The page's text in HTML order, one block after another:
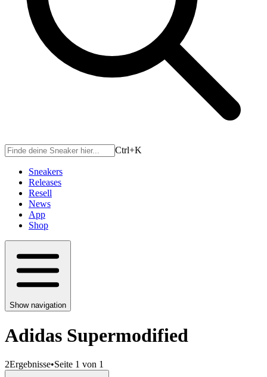
Ctrl+K
Sneakers
Releases
Resell
News
App
Shop
Show navigation
Adidas Supermodified
2Ergebnisse•Seite 1 von 1